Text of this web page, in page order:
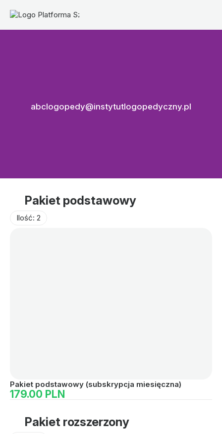
abclogopedy@instytutlogopedyczny.pl
Pakiet podstawowy
Ilość: 2
Pakiet podstawowy (subskrypcja miesięczna)
179.00 PLN
Pakiet rozszerzony